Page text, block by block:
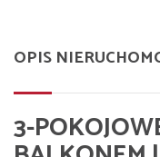
OPIS
3-